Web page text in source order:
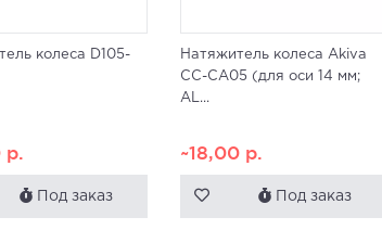
колеса D105-
р.
Под заказ
Натяжитель колеса Akiva
CC-CA05 (для оси 14 мм;
AL...
~18,00 р.
Под заказ